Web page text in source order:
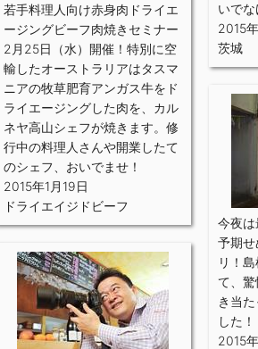
いでな
2015
茨城
若手料理人向け赤身肉ドライエ
ージングビーフ肉焼きセミナー
2月25日（水）開催！特別に空
輸したオーストラリアはタスマ
ニアの牧草肥育アンガス牛をド
ライエージングした肉を、カル
ネヤ高山シェフが焼きます。修
行中の料理人さんや開業したて
のシェフ、おいでませ！
2015年1月19日
ドライエイジドビーフ
今夜
予期
リ！
て、
き当
した！
2015